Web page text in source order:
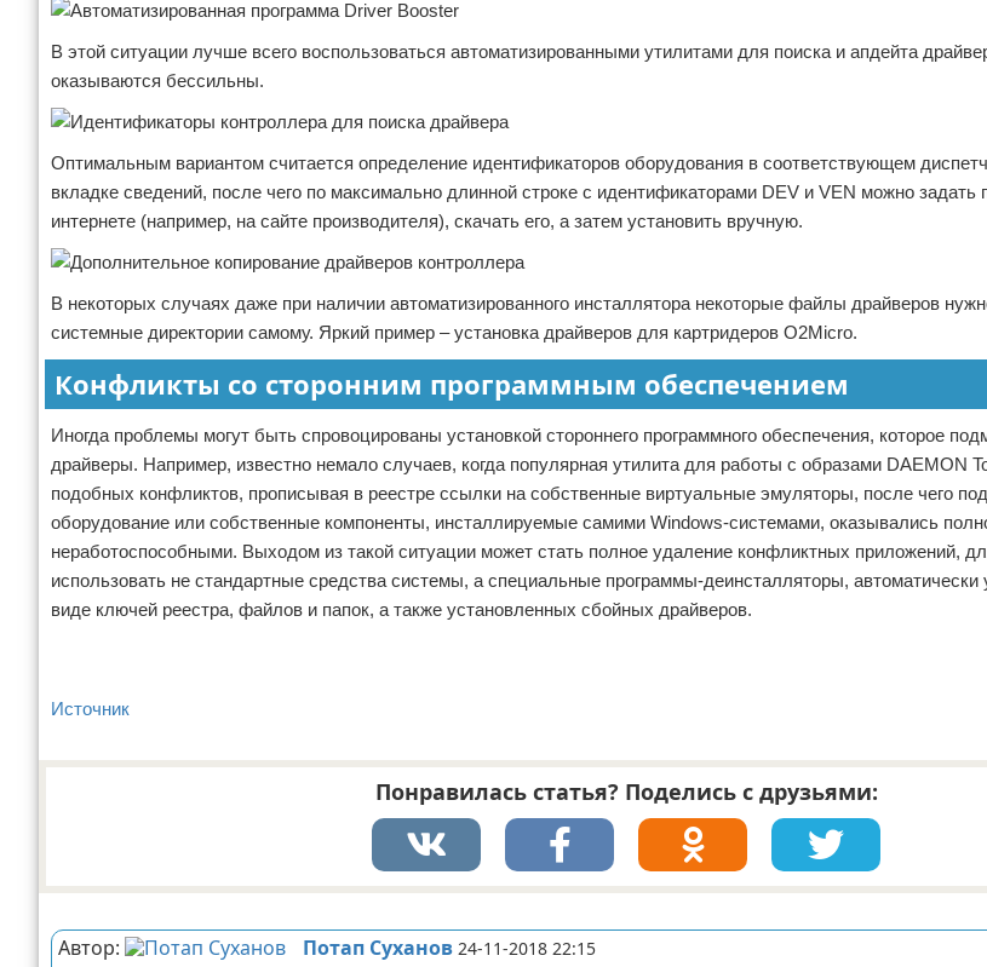
В этой ситуации лучше всего воспользоваться автоматизированными утилитами для поиска и апдейта
оказываются бессильны.
Оптимальным вариантом считается определение идентификаторов оборудования в соответствующем
вкладке сведений, после чего по максимально длинной строке с идентификаторами DEV и VEN можно задать
интернете (например, на сайте производителя), скачать его, а затем установить вручную.
В некоторых случаях даже при наличии автоматизированного инсталлятора некоторые файлы драйверов
системные директории самому. Яркий пример – установка драйверов для картридеров O2Micro.
Конфликты со сторонним программным обеспечением
Иногда проблемы могут быть спровоцированы установкой стороннего программного обеспечения, которое
драйверы. Например, известно немало случаев, когда популярная утилита для работы с образами DAEMON
подобных конфликтов, прописывая в реестре ссылки на собственные виртуальные эмуляторы, после чего
оборудование или собственные компоненты, инсталлируемые самими Windows-системами, оказывались
неработоспособными. Выходом из такой ситуации может стать полное удаление конфликтных приложений,
использовать не стандартные средства системы, а специальные программы-деинсталляторы,
виде ключей реестра, файлов и папок, а также установленных сбойных драйверов.
Источник
Понравилась статья? Поделись с друзьями:
Автор: Потап Суханов 24-11-2018 22:15